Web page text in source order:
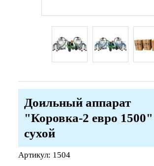
Доильный аппарат
"Коровка-2 евро 1500"
сухой
Артикул: 1504